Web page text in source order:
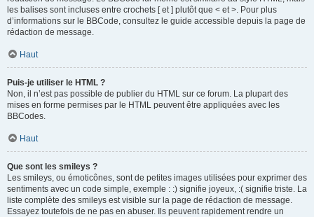
les balises sont incluses entre crochets [ et ] plutôt que < et >. Pour plus
d’informations sur le BBCode, consultez le guide accessible depuis la page de
rédaction de message.
Haut
Puis-je utiliser le HTML ?
Non, il n’est pas possible de publier du HTML sur ce forum. La plupart des
mises en forme permises par le HTML peuvent être appliquées avec les
BBCodes.
Haut
Que sont les smileys ?
Les smileys, ou émoticônes, sont de petites images utilisées pour exprimer des
sentiments avec un code simple, exemple : :) signifie joyeux, :( signifie triste. La
liste complète des smileys est visible sur la page de rédaction de message.
Essayez toutefois de ne pas en abuser. Ils peuvent rapidement rendre un